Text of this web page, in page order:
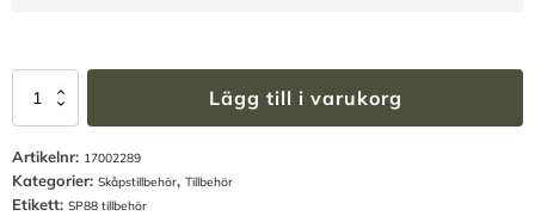
Halvhylla
SP88
mängd
Lägg till i varukorg
Artikelnr: 17002289
Kategorier: Skåpstillbehör, Tillbehör
Etikett: SP88 tillbehör